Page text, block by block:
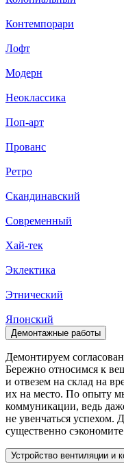
Контемпорари
Лофт
Модерн
Неоклассика
Поп-арт
Прованс
Ретро
Скандинавский
Современный
Хай-тек
Эклектика
Этнический
Японский
Демонтажные работы
Демонтируем
Бережно относимся к
и отвезем на склад на
их на место. По опыту
коммуникации, ведь
не увенчаться успехом.
существенно
Устройство вентиляции и